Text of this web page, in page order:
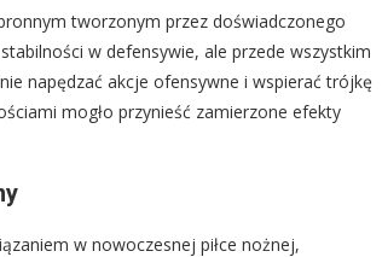
tworzonym przez doświadczonego
w defensywie, ale przede wszystkim
napędzać akcje ofensywne i wspierać trójkę
mogło przynieść zamierzone efekty
w nowoczesnej piłce nożnej,